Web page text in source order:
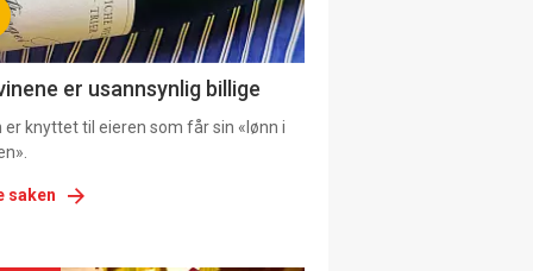
er usannsynlig billige
er knyttet til eieren som får sin «lønn i
saken